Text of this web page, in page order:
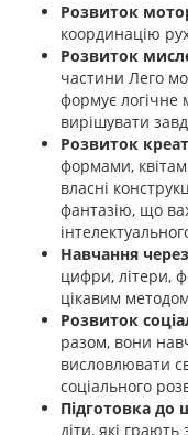
Розвиток
координацію
Розвиток
частини Лего
формує логічне
вирішувати
Розвиток
формами,
власні
фантазію, що
Навчання
цифри, літери,
цікавим
Розвиток
разом, вони
висловлювати
соціального
Підготовка до
діти, які